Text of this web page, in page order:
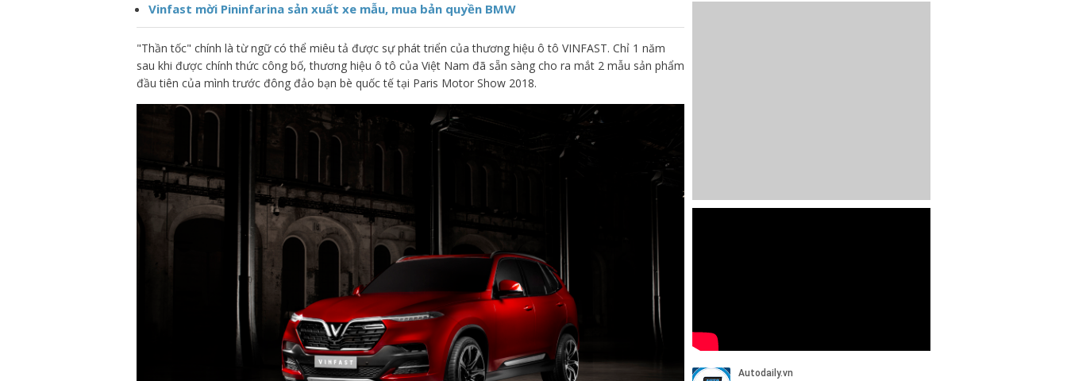
Vinfast mời Pininfarina sản xuất xe mẫu, mua bản quyền BMW
"Thần tốc" chính là từ ngữ có thể miêu tả được sự phát triển của thương hiệu ô tô VINFAST. Chỉ 1 năm
sau khi được chính thức công bố, thương hiệu ô tô của Việt Nam đã sẵn sàng cho ra mắt 2 mẫu sản phẩm
đầu tiên của mình trước đông đảo bạn bè quốc tế tại Paris Motor Show 2018.